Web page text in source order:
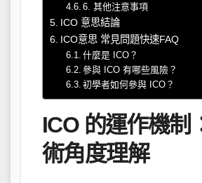
6. 其他注意事項
ICO 意思結論
ICO意思 常見問題快速FAQ
什麼是 ICO？
參與 ICO 有哪些風險？
初學者如何參與 ICO？
ICO 的運作機制
術角度理解